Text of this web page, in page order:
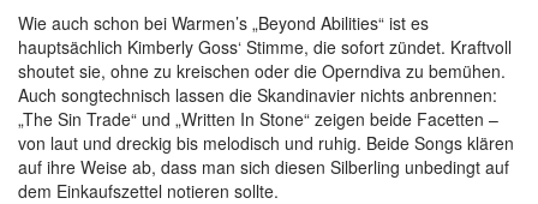
Wie auch schon bei Warmen’s „Beyond Abilities“ ist es
hauptsächlich Kimberly Goss‘ Stimme, die sofort zündet. Kraftvoll
shoutet sie, ohne zu kreischen oder die Operndiva zu bemühen.
Auch songtechnisch lassen die Skandinavier nichts anbrennen:
„The Sin Trade“ und „Written In Stone“ zeigen beide Facetten –
von laut und dreckig bis melodisch und ruhig. Beide Songs klären
auf ihre Weise ab, dass man sich diesen Silberling unbedingt auf
dem Einkaufszettel notieren sollte.